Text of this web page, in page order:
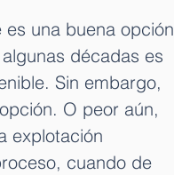
una buena opción
décadas es
Sin embargo,
O peor aún,
explotación
cuando de